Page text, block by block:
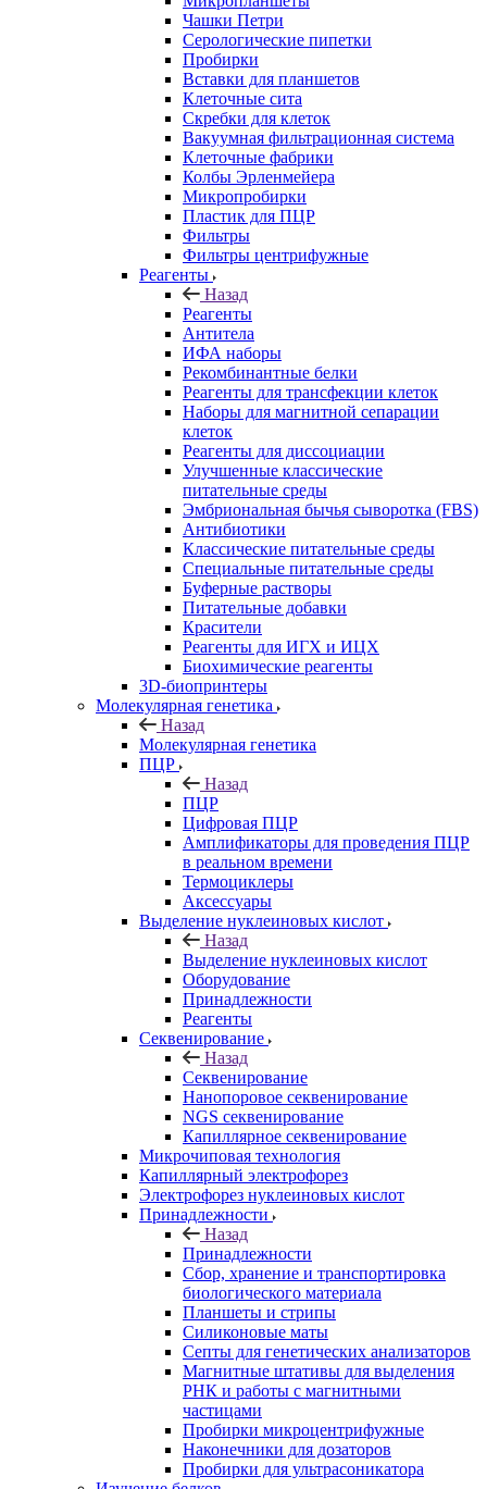
Чашки Петри
Серологические пипетки
Пробирки
Вставки для планшетов
Клеточные сита
Скребки для клеток
Вакуумная фильтрационная система
Клеточные фабрики
Колбы Эрленмейера
Микропробирки
Пластик для ПЦР
Фильтры
Фильтры центрифужные
Реагенты
Назад
Реагенты
Антитела
ИФА наборы
Рекомбинантные белки
Реагенты для трансфекции клеток
Наборы для магнитной сепарации
клеток
Реагенты для диссоциации
Улучшенные классические
питательные среды
Эмбриональная бычья сыворотка (FBS)
Антибиотики
Классические питательные среды
Специальные питательные среды
Буферные растворы
Питательные добавки
Красители
Реагенты для ИГХ и ИЦХ
Биохимические реагенты
3D-биопринтеры
Молекулярная генетика
Назад
Молекулярная генетика
ПЦР
Назад
ПЦР
Цифровая ПЦР
Амплификаторы для проведения ПЦР
в реальном времени
Термоциклеры
Аксессуары
Выделение нуклеиновых кислот
Назад
Выделение нуклеиновых кислот
Оборудование
Принадлежности
Реагенты
Секвенирование
Назад
Секвенирование
Нанопоровое секвенирование
NGS секвенирование
Капиллярное секвенирование
Микрочиповая технология
Капиллярный электрофорез
Электрофорез нуклеиновых кислот
Принадлежности
Назад
Принадлежности
Сбор, хранение и транспортировка
биологического материала
Планшеты и стрипы
Силиконовые маты
Септы для генетических анализаторов
Магнитные штативы для выделения
РНК и работы с магнитными
частицами
Пробирки микроцентрифужные
Наконечники для дозаторов
Пробирки для ультрасоникатора